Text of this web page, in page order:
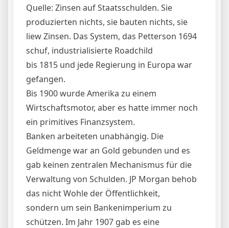
Quelle: Zinsen auf Staatsschulden. Sie
produzierten nichts, sie bauten nichts, sie
liew Zinsen. Das System, das Petterson 1694
schuf, industrialisierte Roadchild
bis 1815 und jede Regierung in Europa war
gefangen.
Bis 1900 wurde Amerika zu einem
Wirtschaftsmotor, aber es hatte immer noch
ein primitives Finanzsystem.
Banken arbeiteten unabhängig. Die
Geldmenge war an Gold gebunden und es
gab keinen zentralen Mechanismus für die
Verwaltung von Schulden. JP Morgan behob
das nicht Wohle der Öffentlichkeit,
sondern um sein Bankenimperium zu
schützen. Im Jahr 1907 gab es eine